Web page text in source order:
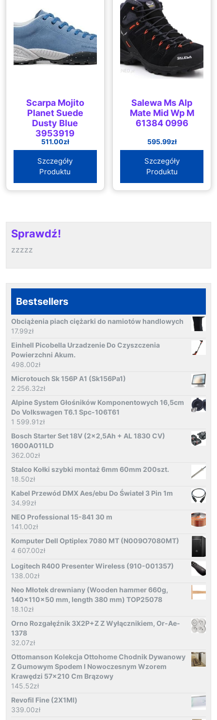
Scarpa Mojito
Planet Suede
Dusty Blue
3953919
511.00zł
Szczegóły
Produktu
Salewa Ms Alp
Mate Mid Wp M
61384 0996
595.99zł
Szczegóły
Produktu
Sprawdź!
zzzzz
Bestsellers
Obciążenia piach ciężarki do namiotów handlowych
17.99zł
Einhell Picobella Urzadzenie Do Czyszczenia
Powierzchni Akum.
498.00zł
Microtouch Sk 156P A1 (Sk156Pa1)
2 256.32zł
Alpine System Głośników Komponentowych 16,5cm
Do Volkswagen T6.1 Spc-106T61
1 599.91zł
Bosch Starter Set 18V (2x2,5Ah + AL 1830 CV)
1600A011LD
362.00zł
Stalco Kołki szybki montaż 6mm 60mm 200szt.
18.50zł
Kabel Przewód DMX Aes/ebu Do Świateł 3 Pin 1m
34.99zł
NEO Professional 15-841 30 m
141.00zł
Komputer Dell Optiplex 7080 MT (N009O7080MT)
4 607.00zł
Logitech R400 Presenter Wireless (910-001357)
138.00zł
Neo Młotek drewniany (Wooden hammer 660g,
140x110x50 mm, length 380 mm) TOP25078
18.10zł
Orno Rozgałęźnik 3X2P+Z Z Wyłącznikiem, Or-Ae-
1378
32.07zł
Ottomanson Kolekcja Ottohome Chodnik Dywanowy
Z Gumowym Spodem I Nowoczesnym Wzorem
Krawędzi 57x210 Cm Brązowy
145.52zł
Revofil Fine (2X1Ml)
339.00zł